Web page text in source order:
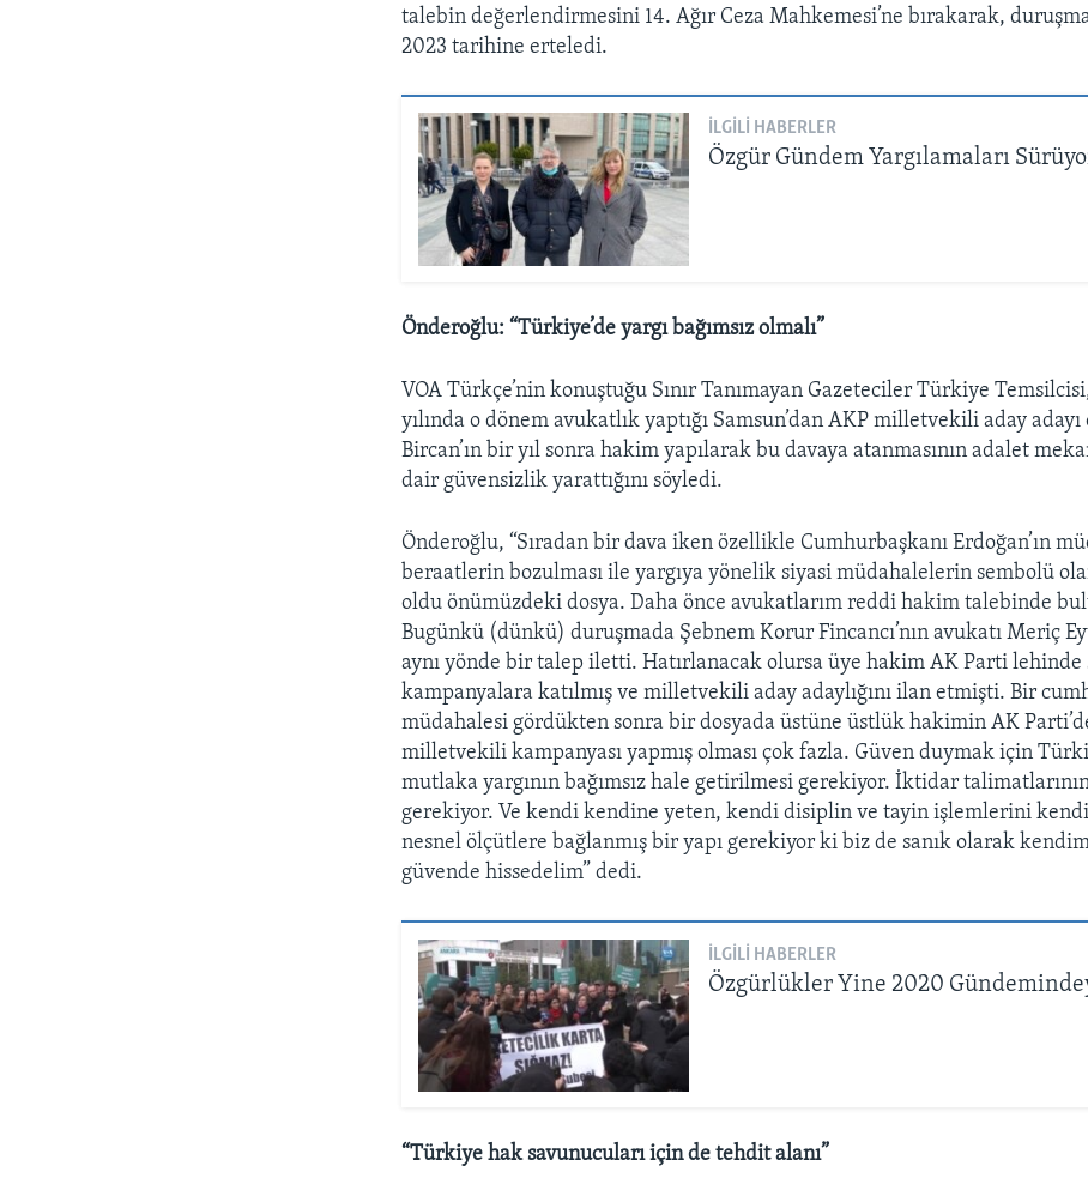
talebin değerlendirmesini 14. Ağır Ceza Mahkemesi’ne bırakarak,
2023 tarihine erteledi.
İLGILI HABERLER
Özgür Gündem Yargılamaları
Önderoğlu: “Türkiye’de yargı bağımsız olmalı”
VOA Türkçe’nin konuştuğu Sınır Tanımayan Gazeteciler Türkiye
yılında o dönem avukatlık yaptığı Samsun’dan AKP milletvekili aday
Bircan’ın bir yıl sonra hakim yapılarak bu davaya atanmasının adalet
dair güvensizlik yarattığını söyledi.
Önderoğlu, “Sıradan bir dava iken özellikle Cumhurbaşkanı Erdoğan’ın
beraatlerin bozulması ile yargıya yönelik siyasi müdahalelerin sembolü
oldu önümüzdeki dosya. Daha önce avukatlarım reddi hakim talebinde
Bugünkü (dünkü) duruşmada Şebnem Korur Fincancı’nın avukatı Meriç
aynı yönde bir talep iletti. Hatırlanacak olursa üye hakim AK Parti lehinde
kampanyalara katılmış ve milletvekili aday adaylığını ilan etmişti. Bir
müdahalesi gördükten sonra bir dosyada üstüne üstlük hakimin AK
milletvekili kampanyası yapmış olması çok fazla. Güven duymak için
mutlaka yargının bağımsız hale getirilmesi gerekiyor. İktidar
gerekiyor. Ve kendi kendine yeten, kendi disiplin ve tayin işlemlerini
nesnel ölçütlere bağlanmış bir yapı gerekiyor ki biz de sanık olarak
güvende hissedelim” dedi.
İLGILI HABERLER
Özgürlükler Yine 2020
“Türkiye hak savunucuları için de tehdit alanı”